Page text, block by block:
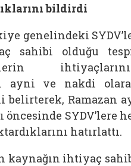
bildirdi
genelindeki
sahibi olduğu
ayni ve nakdi
Ramazan
öncesinde SYDV’lere
hatırlattı.
kaynağın ihtiyaç